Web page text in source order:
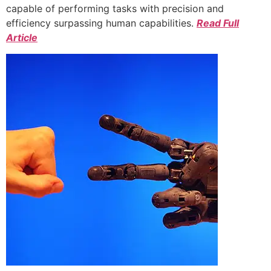
capable of performing tasks with precision and
efficiency surpassing human capabilities. Read Full
Article